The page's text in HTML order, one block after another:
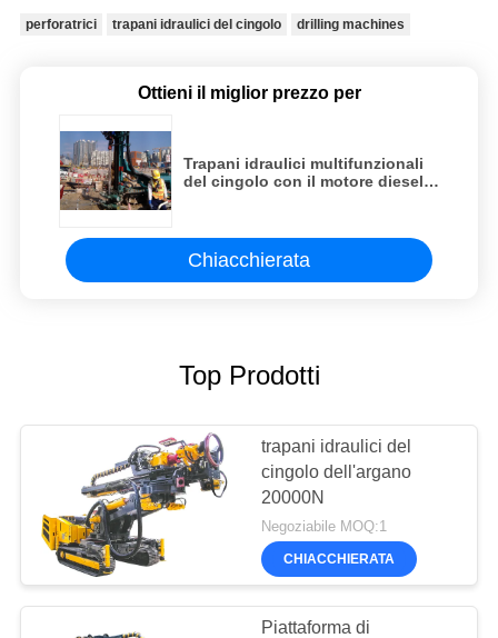
perforatrici trapani idraulici del cingolo drilling machines
Ottieni il miglior prezzo per
Trapani idraulici multifunzionali
del cingolo con il motore diesel
Chiacchierata
Top Prodotti
trapani idraulici del
cingolo dell'argano
20000N
Negoziabile MOQ:1
CHIACCHIERATA
Piattaforma di